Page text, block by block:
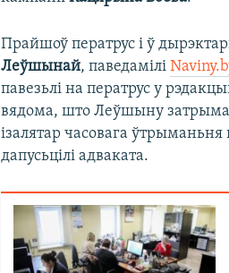
Прайшоў ператрус і ў
Леўшынай, паведамілі
павезьлі на ператрус у
вядома, што Леўшыну
ізалятар часовага
дапусьцілі адваката.